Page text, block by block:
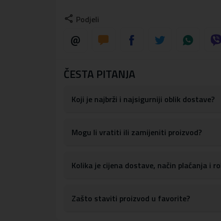
Maskica ima precizne izreze za sve
pristupanje gumbima za kontrolu
S obzirom na materijale, maskicu je lako
Materijal:
Podjeli
ČESTA PITANJA
Koji je najbrži i najsigurniji oblik dostave?
Mogu li vratiti ili zamijeniti proizvod?
Kolika je cijena dostave, način plaćanja i
Zašto staviti proizvod u favorite?